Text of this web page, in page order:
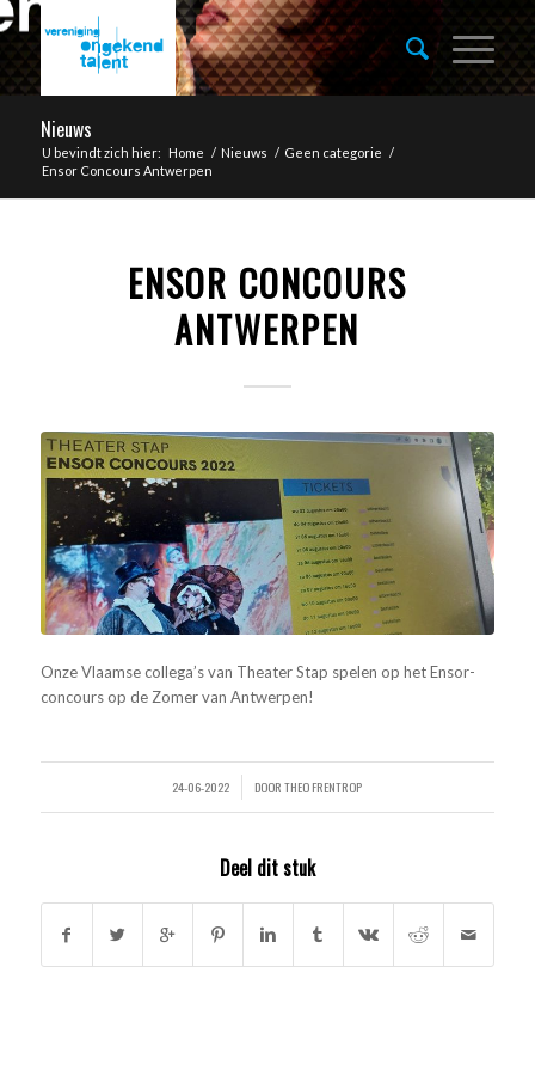
Nieuws
U bevindt zich hier: Home / Nieuws / Geen categorie /
Ensor Concours Antwerpen
ENSOR CONCOURS
ANTWERPEN
Onze Vlaamse collega’s van Theater Stap spelen op het Ensor-
concours op de Zomer van Antwerpen!
24-06-2022 DOORTHEO FRENTROP
Deel dit stuk